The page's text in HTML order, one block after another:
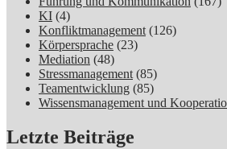
KI (4)
Konfliktmanagement(126)
Körpersprache (23)
Mediation (48)
Stressmanagement(85)
Teamentwicklung (85)
Wissensmanagement und
Letzte Beiträge